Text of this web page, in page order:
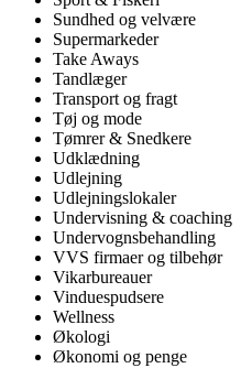
Sundhed og velvære
Supermarkeder
Take Aways
Tandlæger
Transport og fragt
Tøj og mode
Tømrer & Snedkere
Udklædning
Udlejning
Udlejningslokaler
Undervisning & coaching
Undervognsbehandling
VVS firmaer og tilbehør
Vikarbureauer
Vinduespudsere
Wellness
Økologi
Økonomi og penge